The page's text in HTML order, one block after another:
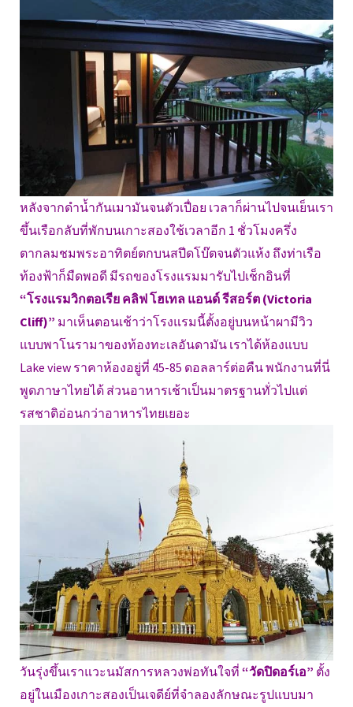
หลังจากดำน้ำกันเมามันจนตัวเปื่อย เวลาก็ผ่านไปจนเย็นเรา
ขึ้นเรือกลับที่พักบนเกาะสองใช้เวลาอีก 1 ชั่วโมงครึ่ง
ตากลมชมพระอาทิตย์ตกบนสปีดโบ๊ตจนตัวแห้ง ถึงท่าเรือ
ท้องฟ้าก็มืดพอดี มีรถของโรงแรมมารับไปเช็กอินที่
“โรงแรมวิกตอเรีย คลิฟ โฮเทล แอนด์ รีสอร์ต (Victoria
Cliff)” มาเห็นตอนเช้าว่าโรงแรมนี้ตั้งอยู่บนหน้าผามีวิว
แบบพาโนรามาของท้องทะเลอันดามัน เราได้ห้องแบบ
Lake view ราคาห้องอยู่ที่ 45-85 ดอลลาร์ต่อคืน พนักงานที่นี่
พูดภาษาไทยได้ ส่วนอาหารเช้าเป็นมาตรฐานทั่วไปแต่
รสชาติอ่อนกว่าอาหารไทยเยอะ
วันรุ่งขึ้นเราแวะนมัสการหลวงพ่อทันใจที่ “วัดปิดอร์เอ” ตั้ง
อยู่ในเมืองเกาะสองเป็นเจดีย์ที่จำลองลักษณะรูปแบบมา